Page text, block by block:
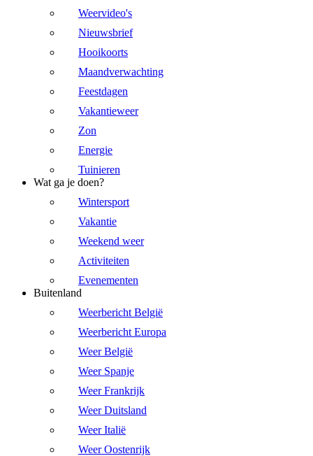
Weervideo's
Nieuwsbrief
Hooikoorts
Maandverwachting
Feestdagen
Vakantieweer
Zon
Energie
Tuinieren
Wat ga je doen?
Wintersport
Vakantie
Weekend weer
Activiteiten
Evenementen
Buitenland
Weerbericht België
Weerbericht Europa
Weer België
Weer Spanje
Weer Frankrijk
Weer Duitsland
Weer Italië
Weer Oostenrijk